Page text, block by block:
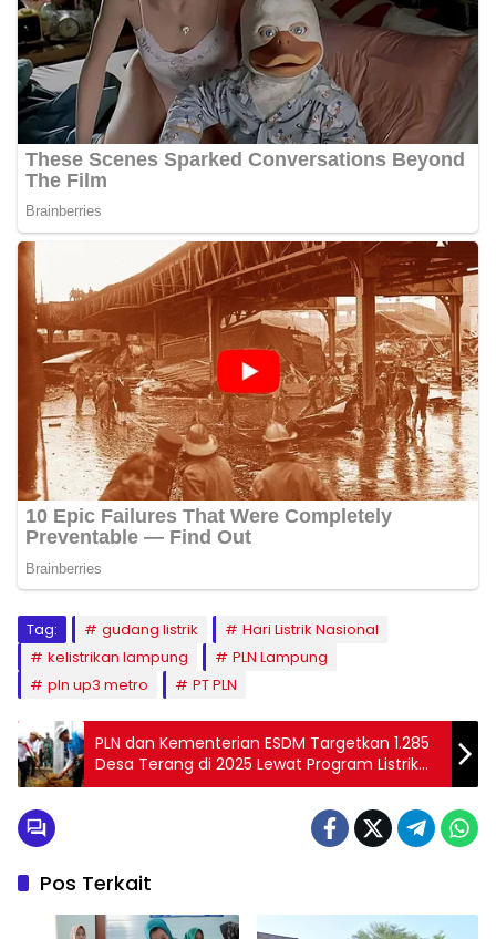
Tag: gudang listrik
Hari Listrik Nasional
kelistrikan lampung
PLN Lampung
pln up3 metro
PT PLN
PLN dan Kementerian ESDM Targetkan 1.285
Desa Terang di 2025 Lewat Program Listrik
Desa
Pos Terkait